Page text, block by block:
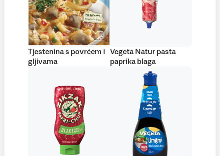
Tjestenina s povrćem i
gljivama
Vegeta Natur pasta
paprika blaga